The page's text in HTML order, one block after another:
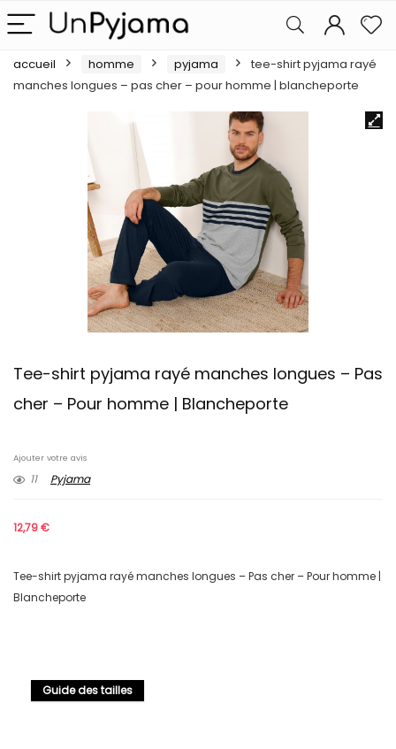
accueil homme pyjama
tee-shirt pyjama rayé
manches longues – pas cher – pour homme | blancheporte
Tee-shirt pyjama rayé manches longues – Pas
cher – Pour homme | Blancheporte
Ajouter votre avis
11 Pyjama
12,79€
Tee-shirt pyjama rayé manches longues – Pas cher – Pour homme |
Blancheporte
Guide des tailles